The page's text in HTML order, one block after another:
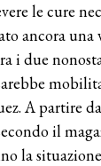
le cure
ancora
i due
A partire
il
la